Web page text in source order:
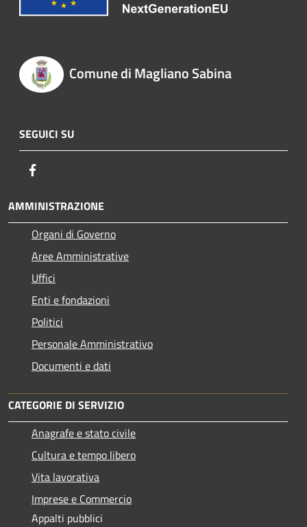
Comune di Magliano Sabina
SEGUICI SU
AMMINISTRAZIONE
Organi di Governo
Aree Amministrative
Uffici
Enti e fondazioni
Politici
Personale Amministrativo
Documenti e dati
CATEGORIE DI SERVIZIO
Anagrafe e stato civile
Cultura e tempo libero
Vita lavorativa
Imprese e Commercio
Appalti pubblici